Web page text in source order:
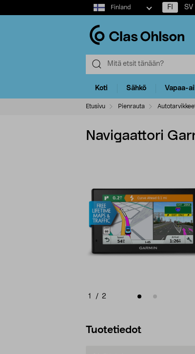
Select
market
Finland FI SV
Koti Sähkö Vapaa-
Etusivu Pienrauta
Navigaattori
1 / 2
Tuotetiedot